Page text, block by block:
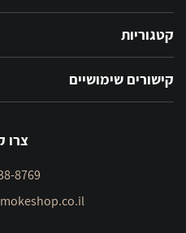
קטגוריות
קישורים שימושיים
צרו
8769